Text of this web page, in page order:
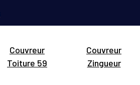
Couvreur
Toiture 59
Couvreur
Zingueur